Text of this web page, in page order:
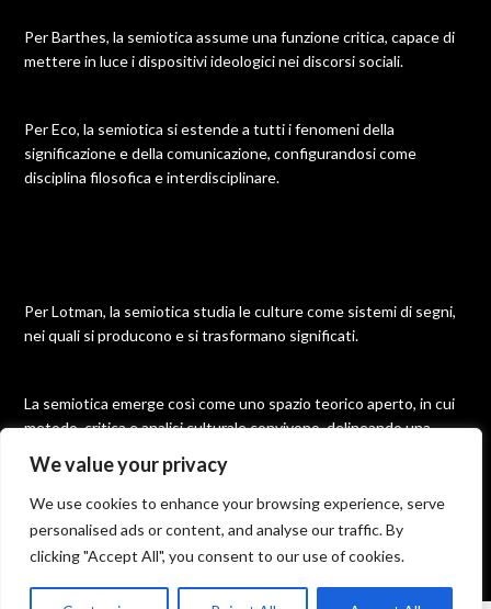
We value your privacy
We use cookies to enhance your browsing experience, serve
personalised ads or content, and analyse our traffic. By
clicking "Accept All", you consent to our use of cookies.
Per Barthes, la semiotica assume una funzione critica, capace di
mettere in luce i dispositivi ideologici nei discorsi sociali.
Per Eco, la semiotica si estende a tutti i fenomeni della
significazione e della comunicazione, configurandosi come
disciplina filosofica e interdisciplinare.
Per Lotman, la semiotica studia le culture come sistemi di segni,
nei quali si producono e si trasformano significati.
La semiotica emerge così come uno spazio teorico aperto, in cui
metodo, critica e analisi culturale convivono, delineando una
disciplina molteplice e in continua evoluzione.
©2026 Semiotica| Built using WordPress andResponsive
Blogily